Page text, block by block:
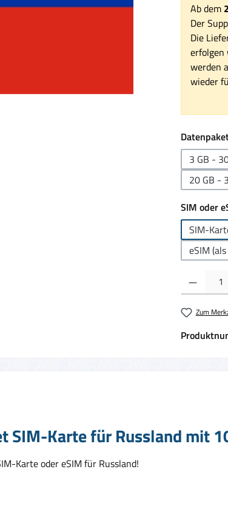
Ab dem
Der
Die
erfolgen
werden
wieder
3 GB -
20 GB -
SIM oder
SIM-
eSIM
Produkt
Zum
Karte für Russland mit
Karte oder eSIM für Russland!